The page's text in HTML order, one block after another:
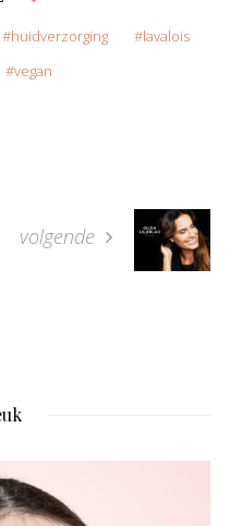
huidverzorging
lavalois
vegan
volgende